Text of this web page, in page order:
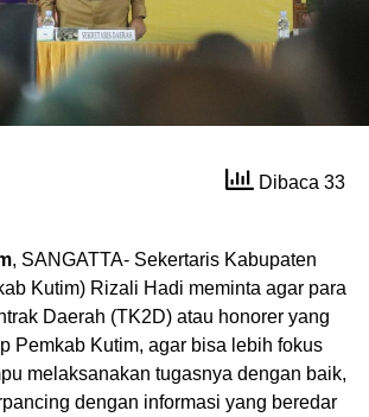
Dibaca 33
, SANGATTA- Sekertaris Kabupaten
Kutim) Rizali Hadi meminta agar para
Daerah (TK2D) atau honorer yang
Pemkab Kutim, agar bisa lebih fokus
melaksanakan tugasnya dengan baik,
dengan informasi yang beredar